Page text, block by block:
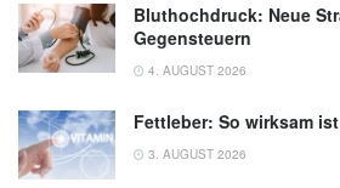
Bluthochdruck: Neue
Gegensteuern
4. AUGUST 2026
Fettleber: So wirksam
3. AUGUST 2026